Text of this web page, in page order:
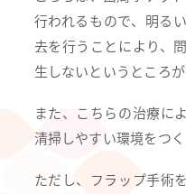
行われるもので、明る
去を行うことにより、
生しないというところが
また、こちらの治療に
清掃しやすい環境をつく
ただし、フラップ手術